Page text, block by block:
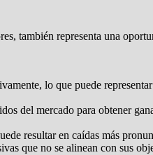
también representa una
lo que puede
del mercado para obtener
resultar en caídas más
que no se alinean con sus